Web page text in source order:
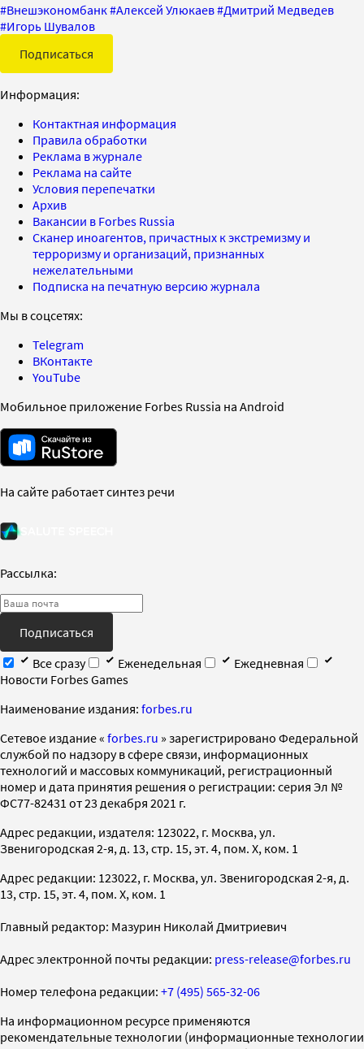
#Внешэкономбанк#Алексей Улюкаев#Дмитрий Медведев
#Игорь Шувалов
Подписаться
Информация:
Контактная информация
Правила обработки
Реклама в журнале
Реклама на сайте
Условия перепечатки
Архив
Вакансии в Forbes Russia
Сканер иноагентов, причастных к экстремизму и
терроризму и организаций, признанных
нежелательными
Подписка на печатную версию журнала
Мы в соцсетях:
Telegram
ВКонтакте
YouTube
Мобильное приложение Forbes Russia на Android
На сайте работает синтез речи
Рассылка:
Подписаться
Все сразу
Еженедельная
Ежедневная
Новости Forbes Games
Наименование издания: forbes.ru
Cетевое издание « forbes.ru » зарегистрировано Федеральной
службой по надзору в сфере связи, информационных
технологий и массовых коммуникаций, регистрационный
номер и дата принятия решения о регистрации: серия Эл №
ФС77-82431 от 23 декабря 2021 г.
Адрес редакции, издателя: 123022, г. Москва, ул.
Звенигородская 2-я, д. 13, стр. 15, эт. 4, пом. X, ком. 1
Адрес редакции: 123022, г. Москва, ул. Звенигородская 2-я, д.
13, стр. 15, эт. 4, пом. X, ком. 1
Главный редактор: Мазурин Николай Дмитриевич
Адрес электронной почты редакции: press-release@forbes.ru
Номер телефона редакции: +7 (495) 565-32-06
На информационном ресурсе применяются
рекомендательные технологии (информационные технологии